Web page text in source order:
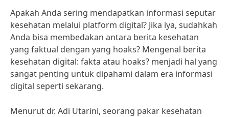
Apakah Anda sering mendapatkan informasi seputar
kesehatan melalui platform digital? Jika iya, sudahkah
Anda bisa membedakan antara berita kesehatan
yang faktual dengan yang hoaks? Mengenal berita
kesehatan digital: fakta atau hoaks? menjadi hal yang
sangat penting untuk dipahami dalam era informasi
digital seperti sekarang.
Menurut dr. Adi Utarini, seorang pakar kesehatan